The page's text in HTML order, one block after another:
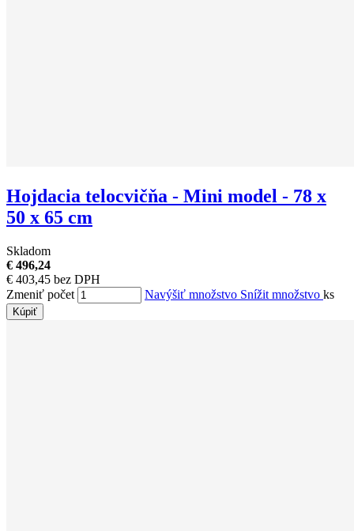
Hojdacia telocvičňa - Mini model - 78 x
50 x 65 cm
Skladom
€ 496,24
€ 403,45 bez DPH
Zmeniť počet
Navýšiť množstvo Snížit množstvo ks
Kúpiť